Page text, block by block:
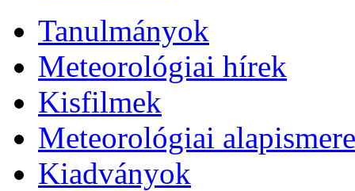
Tanulmányok
Meteorológiai hírek
Kisfilmek
Meteorológiai
Kiadványok